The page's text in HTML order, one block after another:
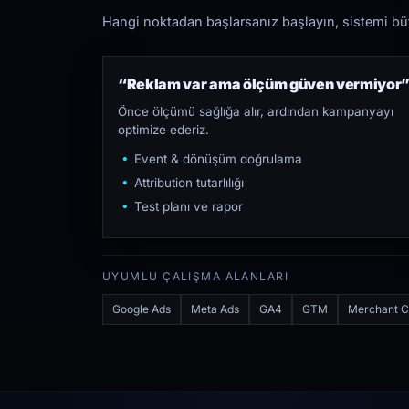
Hangi noktadan başlarsanız başlayın, sistemi
“Reklam var ama ölçüm güven
Önce ölçümü sağlığa alır, ardından kampanyayı
optimize ederiz.
Event & dönüşüm doğrulama
Attribution tutarlılığı
Test planı ve rapor
UYUMLU ÇALIŞMA ALANLARI
Google Ads Meta Ads GA4 GTM Merchant